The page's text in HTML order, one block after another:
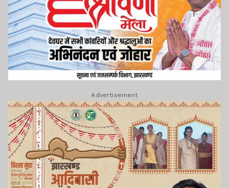
Advertisement